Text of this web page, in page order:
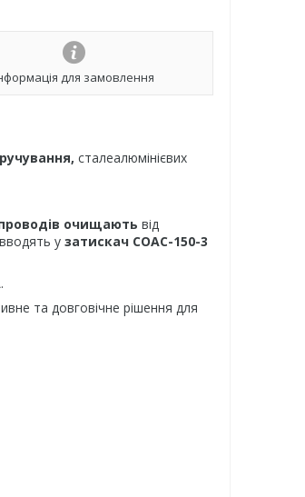
для замовлення
сталеалюмінієвих
проводів очищають від
у затискач СОАС-150-3
.
та довговічне рішення для